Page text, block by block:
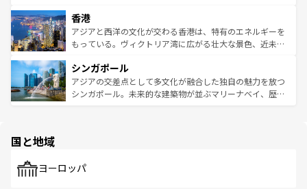
とつ。フォーやバインミー、ベトナムコーヒーなどは、ぜ
ひ現地で味わいたい。どの地域を訪れてもあたたかい人々
が旅行者を迎えてくれるので、きっと忘れられない旅にな
参照してほしい。
の活気が交差している。北部ではチェンマイなどの山岳地
帯で自然と触れ合い、南部ではプーケットやクラビの美し
いビーチでリゾート気分を楽しむことができる。タイ料理
激する。気候は一年中温暖で、どの季節にも異なる楽しみ
が待っている。親しみやすいタイの人々、仏教を中心とし
た文化、そして多様な観光資源が、訪れる旅人を魅了し続
香港
アジアと西洋の文化が交わる香港は、特有のエネルギーを
もっている。ヴィクトリア湾に広がる壮大な景色、近未来
み、どこを訪れても感動するはず。観光スポットが密集し
ており、効率よく見どころを回れるのも魅力。息をのむよ
うな絶景から文化的な体験まで、香港を存分に楽しみ尽く
シンガポール
アジアの交差点として多文化が融合した独自の魅力を放つ
シンガポール。未来的な建築物が並ぶマリーナベイ、歴史
で、ホーカーズは地元の風情を楽しめる外せないスポット
国と地域
ヨーロッパ